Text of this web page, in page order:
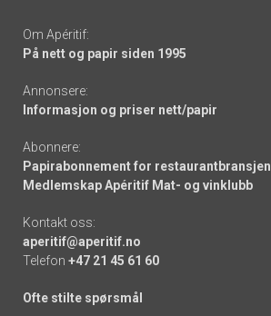
Om Apéritif:
På nett og papir siden 1995
Annonsere:
Informasjon og priser nett/papir
Abonnere:
Papirabonnement for restaurantbransjen
Medlemskap Apéritif Mat- og vinklubb
Kontakt oss:
aperitif@aperitif.no
Telefon +47 21 45 61 60
Ofte stilte spørsmål